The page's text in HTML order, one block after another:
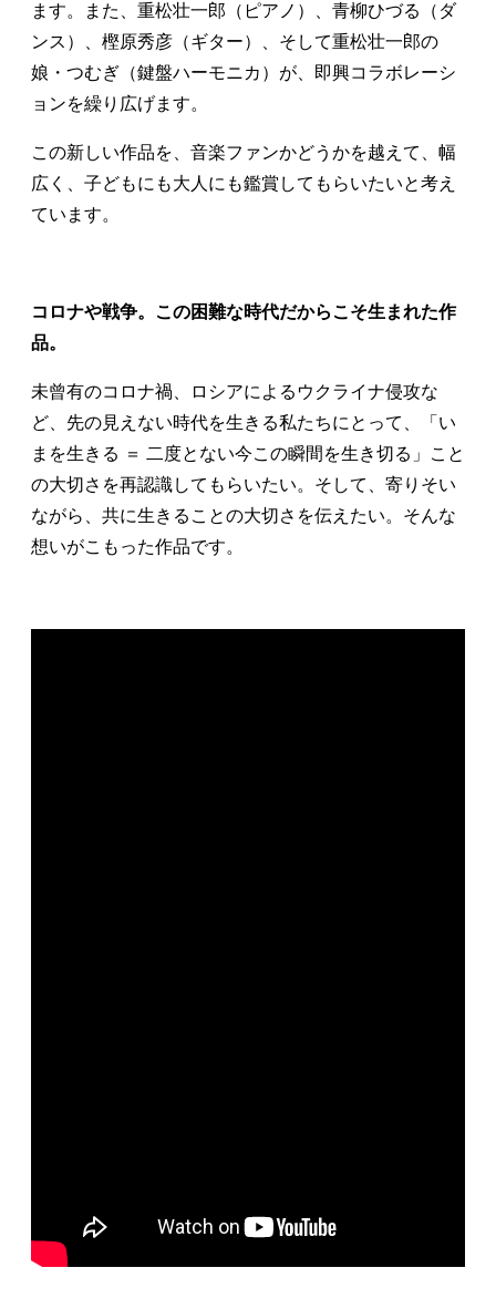
ます。また、重松壮一郎（ピアノ）、青柳ひづる（ダ
ンス）、樫原秀彦（ギター）、そして重松壮一郎の
娘・つむぎ（鍵盤ハーモニカ）が、即興コラボレーシ
ョンを繰り広げます。
この新しい作品を、音楽ファンかどうかを越えて、幅
広く、子どもにも大人にも鑑賞してもらいたいと考え
ています。
コロナや戦争。この困難な時代だからこそ生まれた作
品。
未曾有のコロナ禍、ロシアによるウクライナ侵攻な
ど、先の見えない時代を生きる私たちにとって、「い
まを生きる ＝ 二度とない今この瞬間を生き切る」こと
の大切さを再認識してもらいたい。そして、寄りそい
ながら、共に生きることの大切さを伝えたい。そんな
想いがこもった作品です。